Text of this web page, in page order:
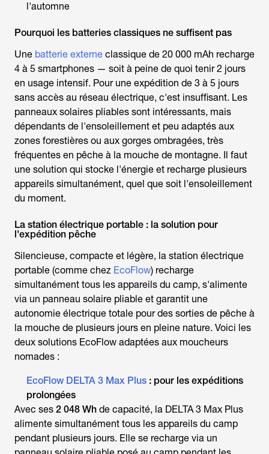
l'automne
Pourquoi les batteries classiques ne suffisent pas
Une batterie externe classique de 20 000 mAh recharge
4 à 5 smartphones — soit à peine de quoi tenir 2 jours
en usage intensif. Pour une expédition de 3 à 5 jours
sans accès au réseau électrique, c'est insuffisant. Les
panneaux solaires pliables sont intéressants, mais
dépendants de l'ensoleillement et peu adaptés aux
zones forestières ou aux gorges ombragées, très
fréquentes en pêche à la mouche de montagne. Il faut
une solution qui stocke l'énergie et recharge plusieurs
appareils simultanément, quel que soit l'ensoleillement
du moment.
La station électrique portable : la solution pour
l'expédition pêche
Silencieuse, compacte et légère, la station électrique
portable (comme chez EcoFlow) recharge
simultanément tous les appareils du camp, s'alimente
via un panneau solaire pliable et garantit une
autonomie électrique totale pour des sorties de pêche à
la mouche de plusieurs jours en pleine nature. Voici les
deux solutions EcoFlow adaptées aux moucheurs
nomades :
EcoFlow DELTA 3 Max Plus : pour les expéditions
prolongées
Avec ses 2 048 Wh de capacité, la DELTA 3 Max Plus
alimente simultanément tous les appareils du camp
pendant plusieurs jours. Elle se recharge via un